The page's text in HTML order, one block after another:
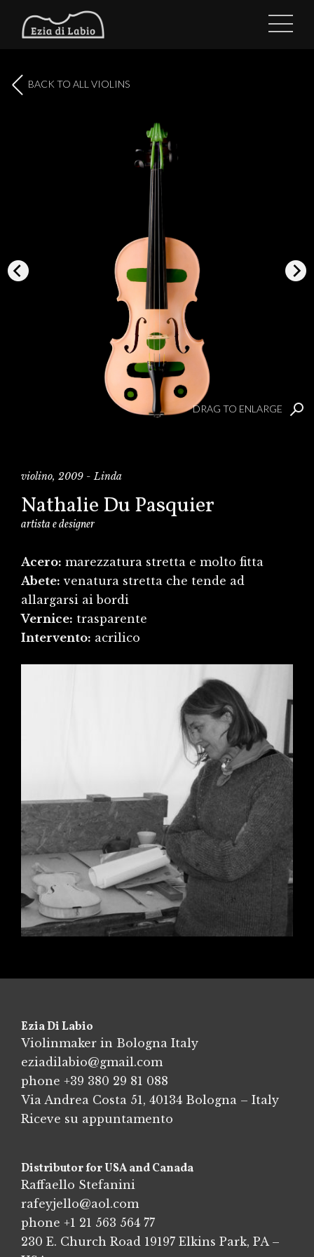
BACK TO ALL VIOLINS
DRAG TO ENLARGE
violino, 2009 - Linda
Nathalie Du Pasquier
artista e designer
Acero: marezzatura stretta e molto fitta
Abete: venatura stretta che tende ad
allargarsi ai bordi
Vernice: trasparente
Intervento: acrilico
Ezia Di Labio
Violinmaker in Bologna Italy
eziadilabio@gmail.com
phone +39 380 29 81 088
Via Andrea Costa 51, 40134 Bologna – Italy
Riceve su appuntamento
Distributor for USA and Canada
Raffaello Stefanini
rafeyjello@aol.com
phone +1 21 563 564 77
230 E. Church Road 19197 Elkins Park, PA –